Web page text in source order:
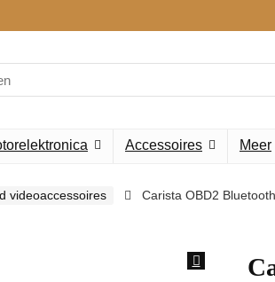
Accessoires Meer
videoaccessoires
Carista OBD2